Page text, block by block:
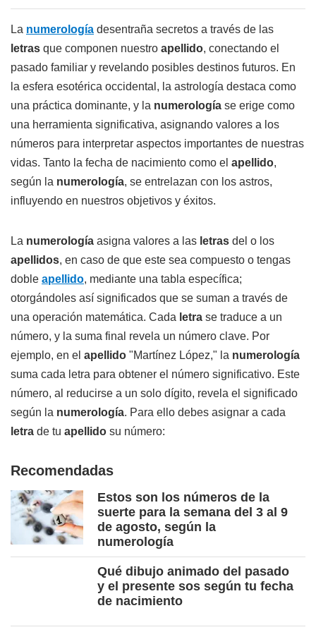
La numerología desentraña secretos a través de las
letras que componen nuestro apellido, conectando el
pasado familiar y revelando posibles destinos futuros. En
la esfera esotérica occidental, la astrología destaca como
una práctica dominante, y la numerología se erige como
una herramienta significativa, asignando valores a los
números para interpretar aspectos importantes de nuestras
vidas. Tanto la fecha de nacimiento como el apellido,
según la numerología, se entrelazan con los astros,
influyendo en nuestros objetivos y éxitos.
La numerología asigna valores a las letras del o los
apellidos, en caso de que este sea compuesto o tengas
doble apellido, mediante una tabla específica;
otorgándoles así significados que se suman a través de
una operación matemática. Cada letra se traduce a un
número, y la suma final revela un número clave. Por
ejemplo, en el apellido "Martínez López," la numerología
suma cada letra para obtener el número significativo. Este
número, al reducirse a un solo dígito, revela el significado
según la numerología. Para ello debes asignar a cada
letra de tu apellido su número:
Recomendadas
Estos son los números de la
suerte para la semana del 3 al 9
de agosto, según la
numerología
Qué dibujo animado del pasado
y el presente sos según tu fecha
de nacimiento